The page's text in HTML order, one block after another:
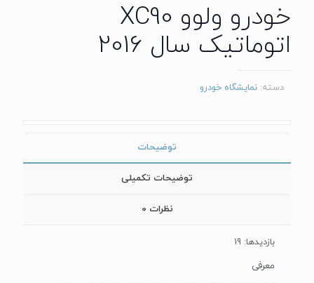
خودرو ولوو XC90
اتوماتیک سال 2016
دسته: نمایشگاه خودرو
توضیحات
توضیحات تکمیلی
نظرات 0
بازدیدها: 19
معرفی